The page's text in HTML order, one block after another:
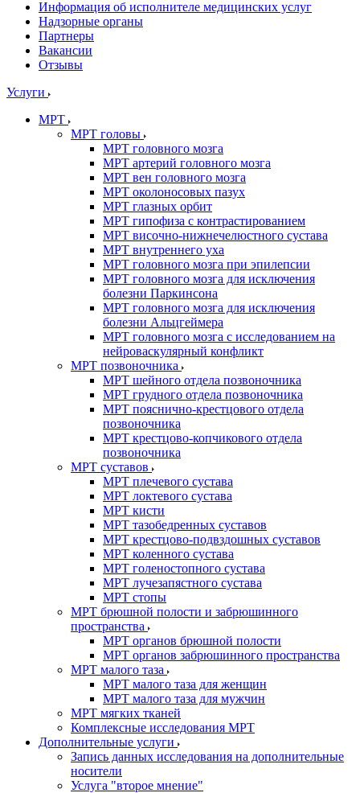
Информация об исполнителе медицинских услуг
Надзорные органы
Партнеры
Вакансии
Отзывы
Услуги
МРТ
МРТ головы
МРТ головного мозга
МРТ артерий головного мозга
МРТ вен головного мозга
МРТ околоносовых пазух
МРТ глазных орбит
МРТ гипофиза с контрастированием
МРТ височно-нижнечелюстного сустава
МРТ внутреннего уха
МРТ головного мозга при эпилепсии
МРТ головного мозга для исключения
болезни Паркинсона
МРТ головного мозга для исключения
болезни Альцгеймера
МРТ головного мозга с исследованием на
нейроваскулярный конфликт
МРТ позвоночника
МРТ шейного отдела позвоночника
МРТ грудного отдела позвоночника
МРТ пояснично-крестцового отдела
позвоночника
МРТ крестцово-копчикового отдела
позвоночника
МРТ суставов
МРТ плечевого сустава
МРТ локтевого сустава
МРТ кисти
МРТ тазобедренных суставов
МРТ крестцово-подвздошных суставов
МРТ коленного сустава
МРТ голеностопного сустава
МРТ лучезапястного сустава
МРТ стопы
МРТ брюшной полости и забрюшинного
пространства
МРТ органов брюшной полости
МРТ органов забрюшинного пространства
МРТ малого таза
МРТ малого таза для женщин
МРТ малого таза для мужчин
МРТ мягких тканей
Комплексные исследования МРТ
Дополнительные услуги
Запись данных исследования на дополнительные
носители
Услуга "второе мнение"